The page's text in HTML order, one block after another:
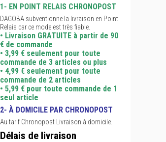
1- EN POINT RELAIS CHRONOPOST
DAGOBA subventionne la livraison en Point
Relais car ce mode est très fiable.
• Livraison GRATUITE à partir de 90
€ de commande
• 3,99 € seulement pour toute
commande de 3 articles ou plus
• 4,99 € seulement pour toute
commande de 2 articles
• 5,99 € pour toute commande de 1
seul article
2- À DOMICILE PAR CHRONOPOST
Au tarif Chronopost Livraison à domicile.
Délais de livraison